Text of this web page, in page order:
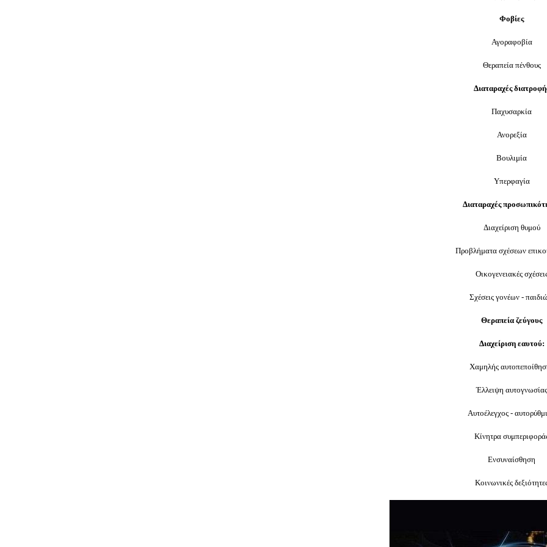
Φοβίες
Αγοραφοβία
Θεραπεία πένθους
Διαταραχές
Παχυσαρκία
Ανορεξία
Βουλιμία
Υπερφαγία
Διαταραχές
Διαχείριση θυμού
Προβλήματα σχέσεων
Οικογενειακές
Σχέσεις γονέων -
Θεραπεία ζεύγους
Διαχείριση εαυτού:
Χαμηλής
Έλλειψη αυτογνωσίας
Αυτοέλεγχος -
Κίνητρα
Ενσυναίσθηση
Κοινωνικές